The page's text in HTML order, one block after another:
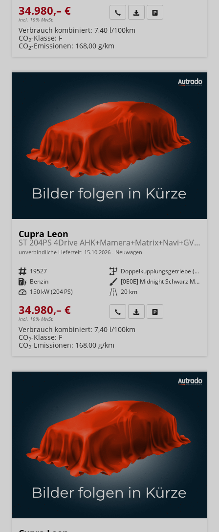
34.980,– €
incl. 19% MwSt.
Wir rufen Sie anFahrzeugexposé (PDF)
Verbrauch kombiniert: 7,40 l/100km
CO2-Klasse: F
CO2-Emissionen: 168,00 g/km
Cupra Leon
ST 204PS 4Drive AHK+Mamera+Matrix+Navi+GV4+Kessy+Parklenk+Alarm
unverbindliche Lieferzeit: 15.10.2026 Neuwagen
Fahrzeugnr. 19527 Getriebe
Doppelkupplungsgetriebe (DSG)
Kraftstoff Benzin Außenfarbe
[0E0E] Midnight Schwarz Metallic
Leistung 150 kW (204 PS) Kilometerstand 20 km
34.980,– €
incl. 19% MwSt.
Wir rufen Sie anFahrzeugexposé (PDF)
Verbrauch kombiniert: 7,40 l/100km
CO2-Klasse: F
CO2-Emissionen: 168,00 g/km